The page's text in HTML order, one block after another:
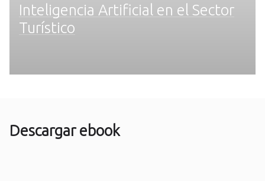
Inteligencia Artificial en el Sector
Turístico
Descargar ebook